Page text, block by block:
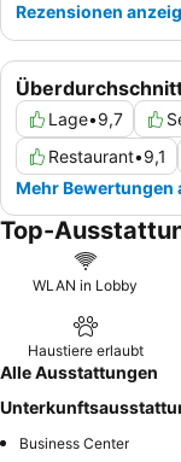
Lage•9,7
Restaurant•9,1
Mehr Bewertungen
Rezensionen
Top-
WLAN in Lobby
Haustiere erlaubt
Alle Ausstattungen
Business Center